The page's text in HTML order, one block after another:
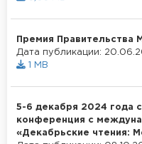
Премия Правительства
Дата публикации:
1 MB
5-6 декабря 2024 года
конференция с
«Декабрьские чтения: